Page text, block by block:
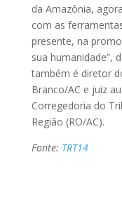
da Amazônia,
com as
presente, na
sua humanidade”,
também é diretor
Branco/AC e juiz
Corregedoria do
Região (RO/AC).
Fonte: TRT14